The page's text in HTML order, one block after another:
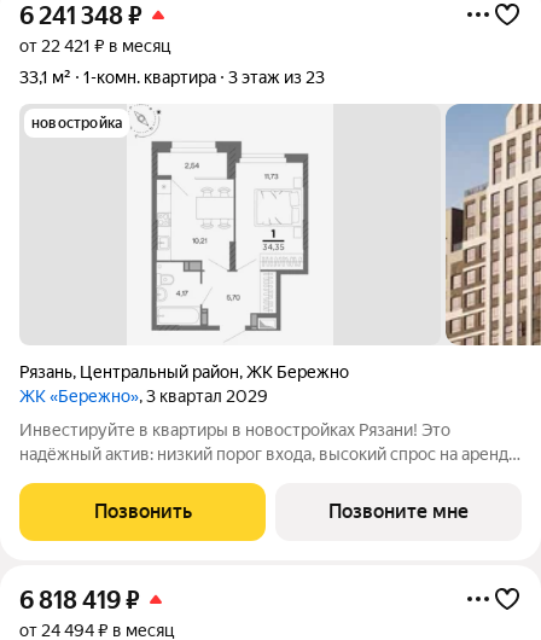
6 241 348₽
от 22 421 ₽ в месяц
33,1 м²
1-комн. квартира 3 этаж из 23
новостройка
Рязань, Центральный район,ЖК Бережно
ЖК «Бережно», 3 квартал 2029
Инвестируйте в квартиры в новостройках Рязани! Это
надёжный актив: низкий порог входа, высокий спрос на аренду
Жилой квартал «Бережно» это проект класса Бизнес,
созданный с уважением к городу и
Позвонить Позвоните мне
6 818 419₽
от 24 494 ₽ в месяц